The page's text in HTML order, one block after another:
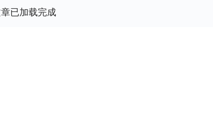
已加载完成